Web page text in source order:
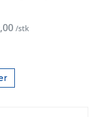
/stk